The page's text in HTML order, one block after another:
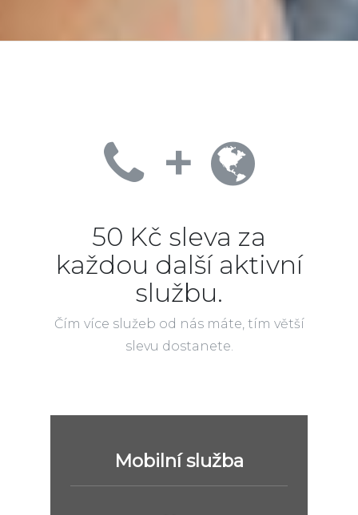
+
50 Kč sleva za
každou další aktivní
službu.
Čím více služeb od nás máte, tím větší
slevu dostanete.
Mobilní služba